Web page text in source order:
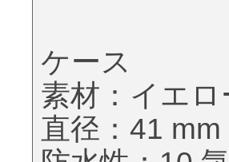
ケース
素材：イエ
直径：41 mm